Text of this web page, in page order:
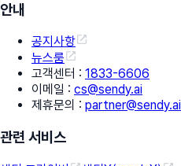
안내
공지사항
뉴스룸
고객센터 : 1833-6606
이메일 : cs@sendy.ai
제휴문의 : partner@sendy.ai
관련 서비스